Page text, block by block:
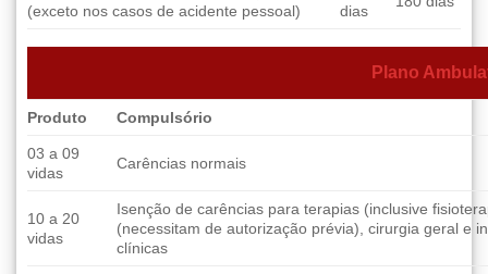
(exceto nos casos de acidente pessoal)
dias
Plano
Produto Compulsório
03 a 09
vidas
Carências normais
10 a 20
vidas
Isenção de carências para terapias (inclusive
(necessitam de autorização prévia), cirurgia geral e
clínicas